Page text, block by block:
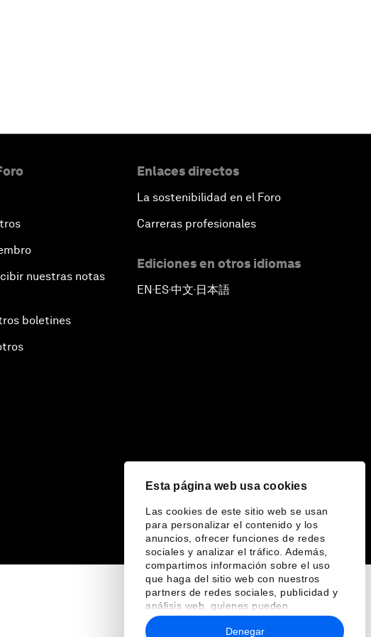
Esta página web usa cookies
Las cookies de este sitio web se usan
para personalizar el contenido y los
anuncios, ofrecer funciones de redes
sociales y analizar el tráfico. Además,
compartimos información sobre el uso
que haga del sitio web con nuestros
partners de redes sociales, publicidad y
análisis web, quienes pueden
combinarla con otra información que les
haya proporcionado o que hayan
Denegar
nuestras notas
boletines
Enlaces directos
La sostenibilidad en el Foro
Carreras profesionales
Ediciones en otros idiomas
EN▪ES▪中文▪ 日本語